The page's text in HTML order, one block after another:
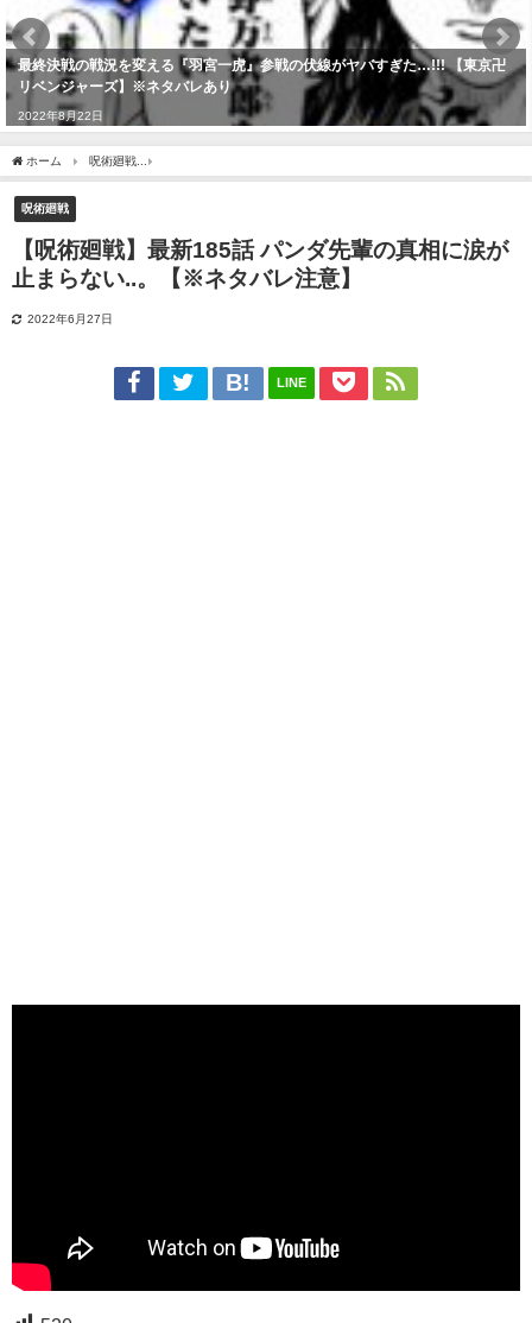
最終決戦の戦況を変える『羽宮一虎』参戦の伏線がヤバすぎた…!!! 【東京卍
リベンジャーズ】※ネタバレあり
2022年8月22日
ホーム 呪術廻戦
呪術廻戦
【呪術廻戦】最新185話 パンダ先輩の真相に涙が
止まらない..。【※ネタバレ注意】
2022年6月27日
LINE